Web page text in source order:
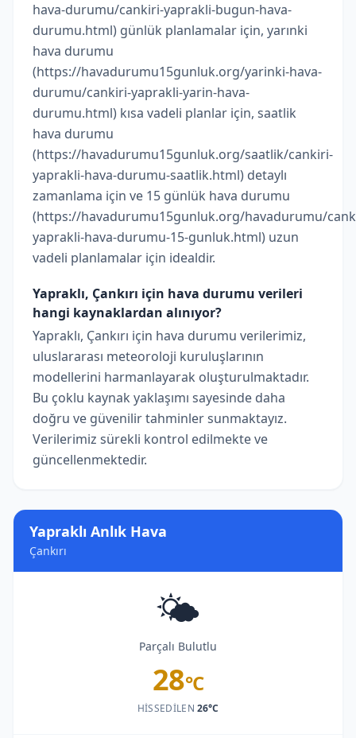
Yapraklı Anlık Hava
Çankırı
🌤️
Parçalı Bulutlu
28°C
HISSEDILEN26°C
hava-durumu/cankiri-yaprakli-bugun-hava-
durumu.html) günlük planlamalar için, yarınki
hava durumu
(https://havadurumu15gunluk.org/yarinki-hava-
durumu/cankiri-yaprakli-yarin-hava-
durumu.html) kısa vadeli planlar için, saatlik
hava durumu
(https://havadurumu15gunluk.org/saatlik/cankiri-
yaprakli-hava-durumu-saatlik.html) detaylı
zamanlama için ve 15 günlük hava durumu
(https://havadurumu15gunluk.org/havadurumu/
yaprakli-hava-durumu-15-gunluk.html) uzun
vadeli planlamalar için idealdir.
Yapraklı, Çankırı için hava durumu verileri
hangi kaynaklardan alınıyor?
Yapraklı, Çankırı için hava durumu verilerimiz,
uluslararası meteoroloji kuruluşlarının
modellerini harmanlayarak oluşturulmaktadır.
Bu çoklu kaynak yaklaşımı sayesinde daha
doğru ve güvenilir tahminler sunmaktayız.
Verilerimiz sürekli kontrol edilmekte ve
güncellenmektedir.